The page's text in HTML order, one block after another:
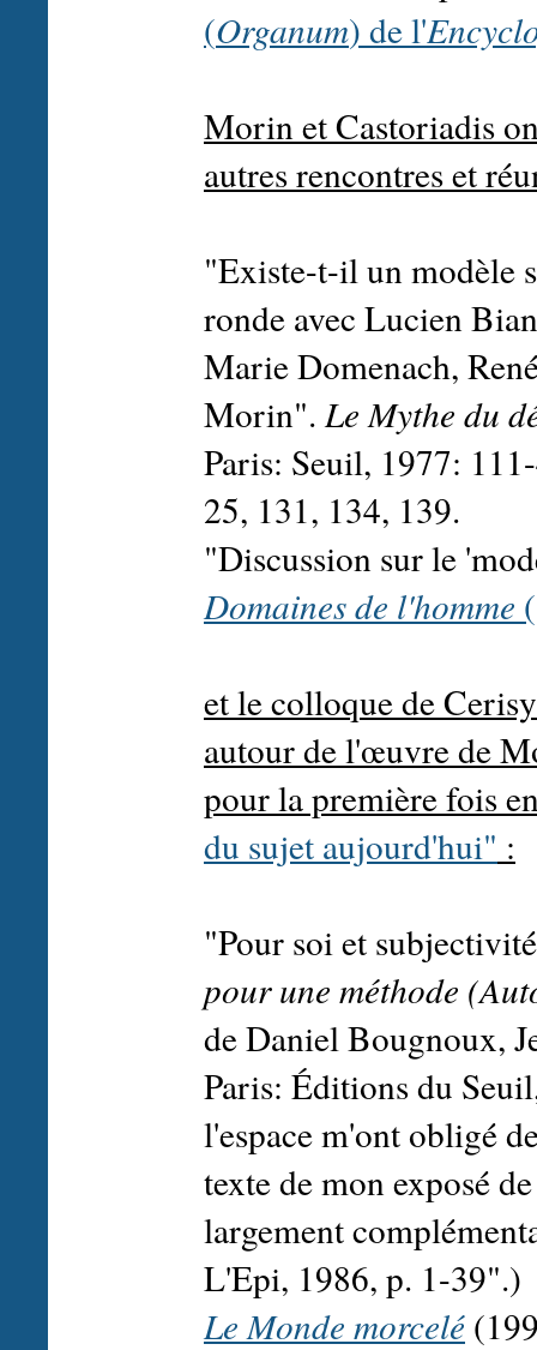
(Organum) de l'
Morin et Castoriadis
autres rencontres et
"Existe-t-il un modèle
ronde avec Lucien
Marie Domenach,
Morin".Le Mythe du
Paris: Seuil, 1977:
25, 131, 134, 139.
"Discussion sur le
Domaines de l'homme
et le colloque de
autour de l'œuvre de
pour la première fois
du sujet aujourd'hui" :
"Pour soi et
pour une méthode
de Daniel Bougnoux,
Paris: Éditions du
l'espace m'ont obligé
texte de mon exposé
largement
L'Epi, 1986, p. 1-39".)
Le Monde morcelé